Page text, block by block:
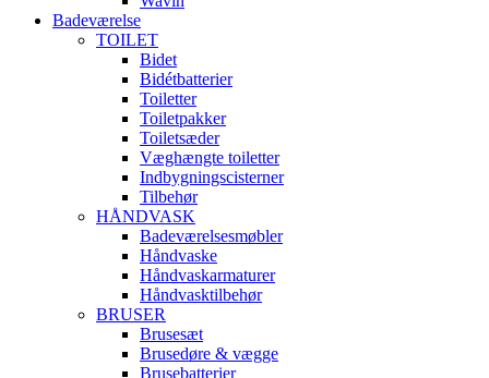
Badeværelse
TOILET
Bidet
Bidétbatterier
Toiletter
Toiletpakker
Toiletsæder
Væghængte toiletter
Indbygningscisterner
Tilbehør
HÅNDVASK
Badeværelsesmøbler
Håndvaske
Håndvaskarmaturer
Håndvasktilbehør
BRUSER
Brusesæt
Brusedøre & vægge
Brusebatterier